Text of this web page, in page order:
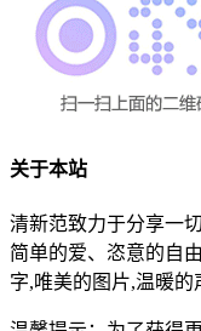
关于本站
清新范致力于分享一
简单的爱、恣意的自
字,唯美的图片,温暖的